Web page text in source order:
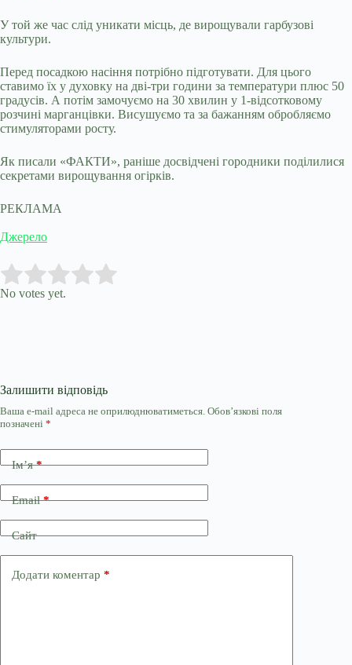
У той же час слід уникати місць, де вирощували гарбузові
культури.
Перед посадкою насіння потрібно підготувати. Для цього
ставимо їх у духовку на дві-три години за температури плюс 50
градусів. А потім замочуємо на 30 хвилин у 1-відсотковому
розчині марганцівки. Висушуємо та за бажанням обробляємо
стимуляторами росту.
Як писали «ФАКТИ», раніше досвідчені городники поділилися
секретами вирощування огірків.
РЕКЛАМА
Джерело
Rate this item:
No votes yet.
Залишити відповідь
Ваша e-mail адреса не оприлюднюватиметься. Обов’язкові поля
позначені *
Ім’я*
Email*
Сайт
Додати коментар *